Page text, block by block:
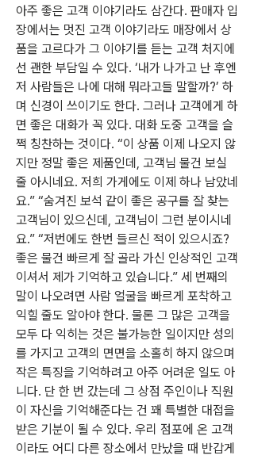
아주 좋은 고객 이야기라도 삼간다. 판매자 입
장에서는 멋진 고객 이야기라도 매장에서 상
품을 고르다가 그 이야기를 듣는 고객 처지에
선 괜한 부담일 수 있다. ‘내가 나가고 난 후엔
저 사람들은 나에 대해 뭐라고들 말할까?’ 하
며 신경이 쓰이기도 한다. 그러나 고객에게 하
면 좋은 대화가 꼭 있다. 대화 도중 고객을 슬
쩍 칭찬하는 것이다. “이 상품 이제 나오지 않
지만 정말 좋은 제품인데, 고객님 물건 보실
줄 아시네요. 저희 가게에도 이제 하나 남았네
요.” “숨겨진 보석 같이 좋은 공구를 잘 찾는
고객님이 있으신데, 고객님이 그런 분이시네
요.” “저번에도 한번 들르신 적이 있으시죠?
좋은 물건 빠르게 잘 골라 가신 인상적인 고객
이셔서 제가 기억하고 있습니다.” 세 번째의
말이 나오려면 사람 얼굴을 빠르게 포착하고
익힐 줄도 알아야 한다. 물론 그 많은 고객을
모두 다 익히는 것은 불가능한 일이지만 성의
를 가지고 고객의 면면을 소홀히 하지 않으며
작은 특징을 기억하려고 아주 어려운 일도 아
니다. 단 한 번 갔는데 그 상점 주인이나 직원
이 자신을 기억해준다는 건 꽤 특별한 대접을
받은 기분이 될 수 있다. 우리 점포에 온 고객
이라도 어디 다른 장소에서 만났을 때 반갑게